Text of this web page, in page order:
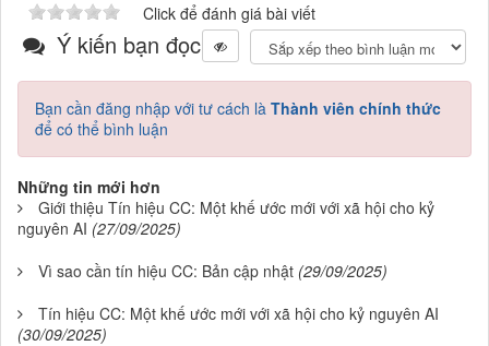
Click để đánh giá bài viết
Ý kiến bạn đọc
Bạn cần đăng nhập với tư cách là Thành viên chính thức
để có thể bình luận
Những tin mới hơn
Giới thiệu Tín hiệu CC: Một khế ước mới với xã hội cho kỷ
nguyên AI (27/09/2025)
Vì sao cần tín hiệu CC: Bản cập nhật (29/09/2025)
Tín hiệu CC: Một khế ước mới với xã hội cho kỷ nguyên AI
(30/09/2025)